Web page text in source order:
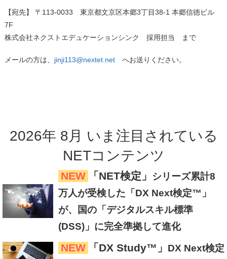
【宛先】
〒113-0033 東京都文京区本郷3丁目38-1 本郷信徳ビル
7F
株式会社ネクストエデュケーションシンク 採用担当 まで
メールの方は、 jinji113@nextet.netへお送りください。
2026年 8月 いま注目 されている
NETコンテンツ
NEW 「NET検定」
シリーズ累計8
万人が受検した「DX Next検定™」
が、国の「デジタルスキル標準
(DSS)」に完全準拠して進化
NEW 「DX Study™」 DX Next検定